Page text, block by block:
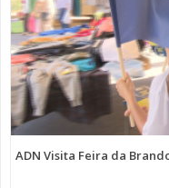
ADN Visita Feira da